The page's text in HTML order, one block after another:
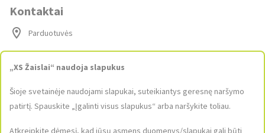
Kontaktai
Parduotuvės
Susisiekite su mumis
+370 610 22600
9:00-17:00
„XS Žaislai“ naudoja slapukus
Šioje svetainėje naudojami slapukai, suteikiantys geresnę naršymo
patirtį. Spauskite „Įgalinti visus slapukus“ arba naršykite toliau.
Atkreipkite dėmesį, kad jūsų asmens duomenys/slapukai gali būti